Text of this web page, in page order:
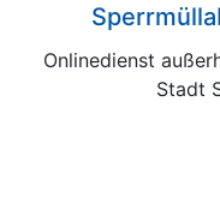
Onlinedienst
Stadt